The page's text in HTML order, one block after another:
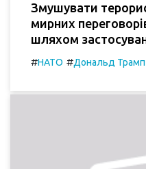
Змушувати
мирних
шляхом
#НАТО #Дональд Трамп